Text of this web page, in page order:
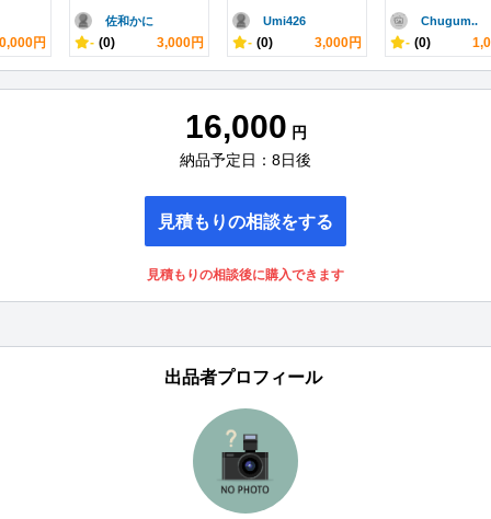
円
佐和かに
- (0) 3,000円
Umi426
- (0) 3,000円
Chugum..
- (0)
16,000 円
納品予定日：8日後
見積もりの相談をする
見積もりの相談後に購入できます
出品者プロフィール